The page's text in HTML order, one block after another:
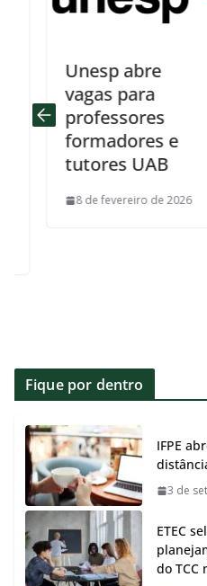
Unesp abre
vagas para
professores
formadores e
tutores UAB
8 de fevereiro de 2026
Fique por dentro
IFPE
3 de
ETEC
do TCC